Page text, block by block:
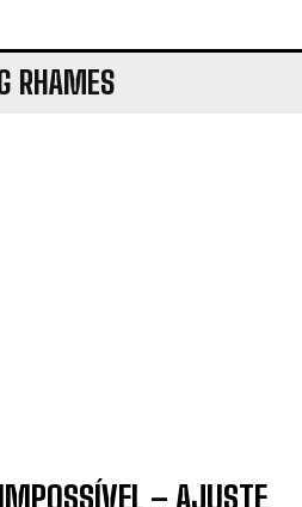
RHAMES
– AJUSTE